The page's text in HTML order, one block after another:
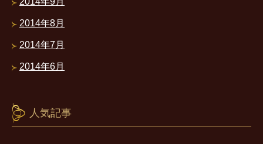
2014年8月
2014年7月
2014年6月
人気記事